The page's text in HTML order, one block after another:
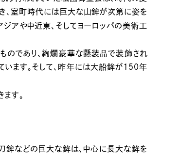
、室町時代には巨大な山鉾が次第に姿を
アや中近東、そしてヨーロッパの美術工
のであり、絢爛豪華な懸装品で装飾され
ます。そして、昨年には大船鉾が150年
す。
鉾などの巨大な鉾は、中心に長大な鉾を